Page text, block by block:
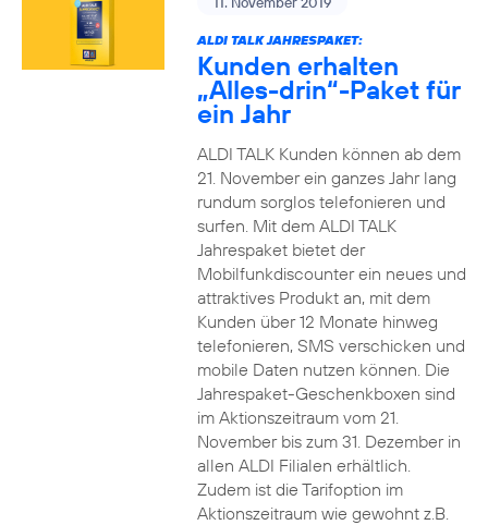
ALDI TALK JAHRESPAKET:
Kunden erhalten
„Alles-drin“-Paket für
ein Jahr
ALDI TALK Kunden können ab dem
21. November ein ganzes Jahr lang
rundum sorglos telefonieren und
surfen. Mit dem ALDI TALK
Jahrespaket bietet der
Mobilfunkdiscounter ein neues und
attraktives Produkt an, mit dem
Kunden über 12 Monate hinweg
telefonieren, SMS verschicken und
mobile Daten nutzen können. Die
Jahrespaket-Geschenkboxen sind
im Aktionszeitraum vom 21.
November bis zum 31. Dezember in
allen ALDI Filialen erhältlich.
Zudem ist die Tarifoption im
Aktionszeitraum wie gewohnt z.B.